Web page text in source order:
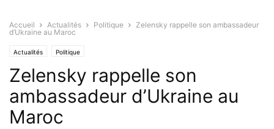
Accueil Actualités Politique
Zelensky rappelle son ambassadeur
d’Ukraine au Maroc
Actualités Politique
Zelensky rappelle son
ambassadeur d’Ukraine au
Maroc